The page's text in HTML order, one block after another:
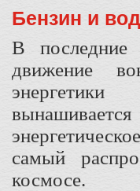
Бензин и
В последние
движение
самый
космосе.